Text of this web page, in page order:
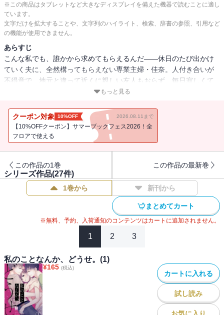
※この商品はタブレットなど大きなディスプレイを備えた機器で読むことに適し
ています。
文字だけを拡大することや、文字列のハイライト、検索、辞書の参照、引用など
の機能が使用できません。
あらすじ
こんな私でも、誰かから求めてもらえるんだ――休日のたび出かけ
ていく夫に、全然構ってもらえない専業主婦・佳奈。人付き合いが
不得意で、地元と違って近くに親しい友人もおらず、毎日寂しくて
たまらない。誰でもいいから話し相手が欲しい・・・そんな気持ち
いうアプリって怖いイメージがあったけど、メッセージのやりとり
だけなら、と勇気を出して返信した相手は、イケメン大学生・みさ
き。気さくで話しやすい彼は佳奈の欲しい言葉をくれ、寂しさを埋
もっと見る
クーポン対象 10%OFF 2026.08.11まで
【10%OFFクーポン】サマーブックフェス2026！全
フロアで使える
この作品の1巻 この作品の最新巻
シリーズ作品(27件)
1巻から 新刊から
まとめてカート
※無料、予約、入荷通知のコンテンツはカートに追加されません。
1 2 3
私のことなんか、どうせ。(1)
¥165 (税込)
カートに入れる
試し読み